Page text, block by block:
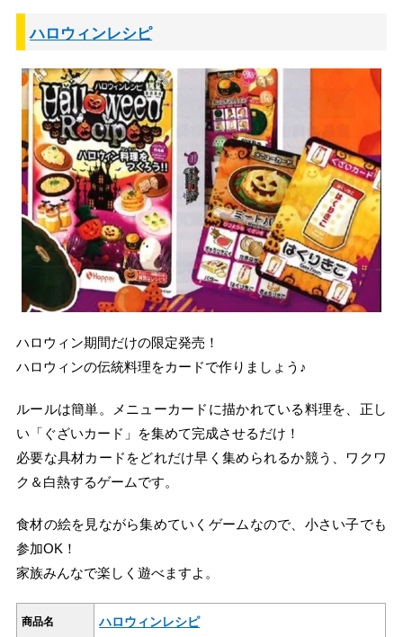
ハロウィンレシピ
ハロウィン期間だけの限定発売！
ハロウィンの伝統料理をカードで作りましょう♪
ルールは簡単。メニューカードに描かれている料理を、正し
い「ぐざいカード」を集めて完成させるだけ！
必要な具材カードをどれだけ早く集められるか競う、ワクワ
ク＆白熱するゲームです。
食材の絵を見ながら集めていくゲームなので、小さい子でも
参加OK！
家族みんなで楽しく遊べますよ。
商品名 ハロウィンレシピ